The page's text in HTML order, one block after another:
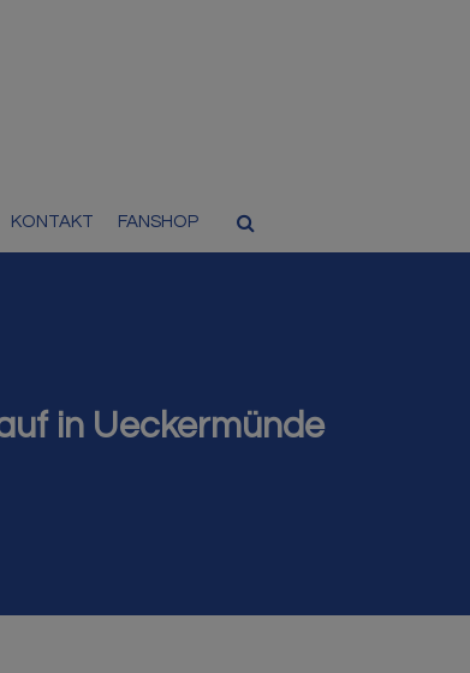
KONTAKT FANSHOP
in Ueckermünde